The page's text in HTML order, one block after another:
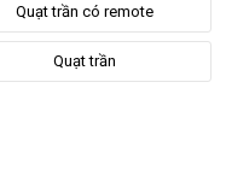
Quạt trần có remote
Quạt trần